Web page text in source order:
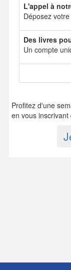
L'appel à
Déposez
Des livres
Un compte
Profitez d'une
en vous